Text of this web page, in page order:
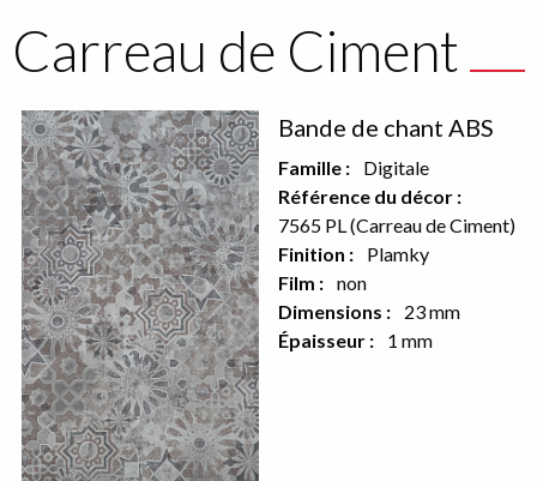
are
hereCarreau de Ciment
Décor
recto
Aucun décor
sur le verso de
ce produit
Bande de chant ABS
Famille :
Digitale
Référence du décor :
7565 PL (Carreau de Ciment)
Finition :
Plamky
Film : non
Dimensions :
23 mm
Épaisseur :
1 mm